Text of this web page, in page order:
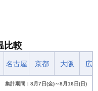
比較
名古屋 京都 大阪 広
集計期間：8月7日(金)～8月16日(日)